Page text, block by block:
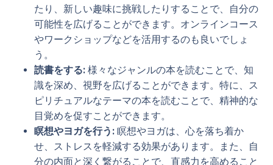
たり、新しい趣味に挑戦したりすることで、自分の
可能性を広げることができます。オンラインコース
やワークショップなどを活用するのも良いでしょ
う。
読書をする: 様々なジャンルの本を読むことで、知
識を深め、視野を広げることができます。特に、ス
ピリチュアルなテーマの本を読むことで、精神的な
目覚めを促すことができます。
瞑想やヨガを行う: 瞑想やヨガは、心を落ち着か
せ、ストレスを軽減する効果があります。また、自
分の内面と深く繋がることで、直感力を高めること